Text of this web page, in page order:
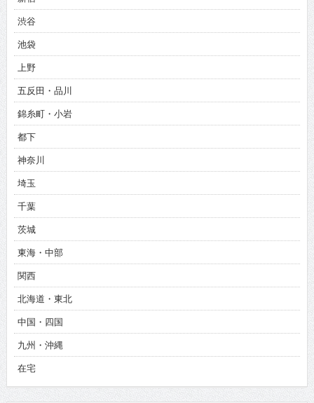
渋谷
池袋
上野
五反田・品川
錦糸町・小岩
都下
神奈川
埼玉
千葉
茨城
東海・中部
関西
北海道・東北
中国・四国
九州・沖縄
在宅